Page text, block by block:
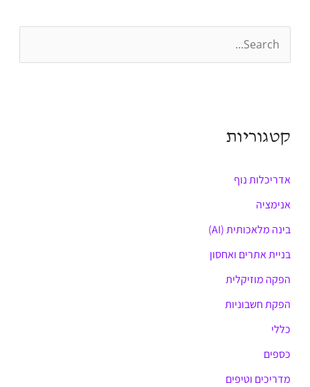
c
f
o
r
קטגוריות
אדריכלות נוף
אנימציה
בינה מלאכותית (AI)
בניית אתרים ואחסון
הפקה מוזיקלית
הפקת חשבוניות
כללי
כספים
מדריכים וטיפים